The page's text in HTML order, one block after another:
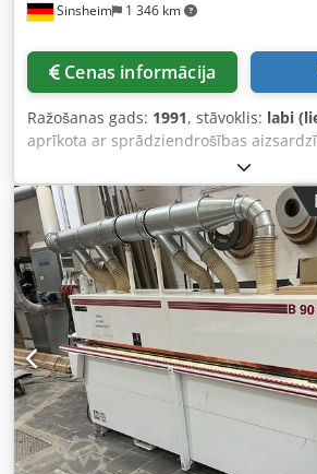
Sinsheim 1 346 km
Cenas informācija
Ražošanas gads: 1991, stāvoklis: labi
aprīkota ar sprādziendrošības
Mašīnas nosaukums: filtrēšanas
rieksts Ražotājs: Rosemund Tips:
gads: 1991 Dsdpfsiv Id Hjx Abrjkr
sildītājs un maisītājs: 1.4435 Maks.
tvertne: -1 / 6 bar, apsildes jaka: -1 / 6
temperatūra: tvertne: -50 / +150°C,
+150°C Izmēri: garums 1650 x platums
2400 mm Svars tukšs: apm. 2000 kg
dokumentācija: Jā Piezīmes: Hidraulikas
elektromotors: jauda 5.5 kW,
konstrukcijas veids V1, aizsardzības
sprādziendrošība: EEx dIIA/IIB-T4
pamatrāmis un hidrauliskā sistēma
stāvoklī Cena: pēc pieprasījuma